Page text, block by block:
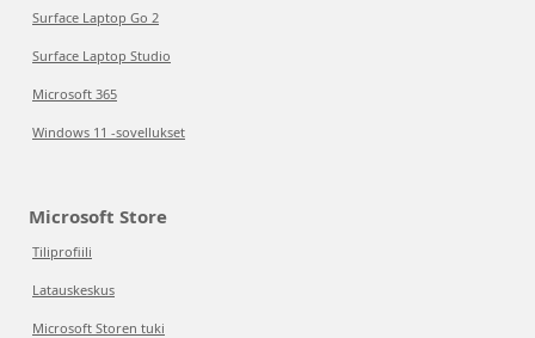
Surface Laptop Go 2
Surface Laptop Studio
Microsoft 365
Windows 11 -sovellukset
Microsoft Store
Tiliprofiili
Latauskeskus
Microsoft Storen tuki